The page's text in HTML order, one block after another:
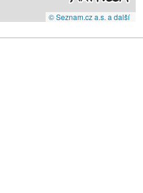
© Seznam.cz a.s. a další